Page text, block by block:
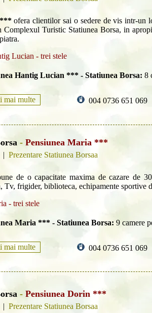
***ofera clientilor sai o sedere de vis intr-un
Complexul Turistic Statiunea Borsa, in
Lucian - trei stele
Hantig Lucian *** - Statiunea Borsa: 8
mai multe 004 0736 651 069
- Pensiunea Maria ***
| Prezentare Statiunea Borsaa
de o capacitate maxima de cazare de
Tv, frigider, biblioteca, echipamente sportive
- trei stele
Maria *** - Statiunea Borsa: 9 camere
mai multe 004 0736 651 069
- Pensiunea Dorin ***
| Prezentare Statiunea Borsaa